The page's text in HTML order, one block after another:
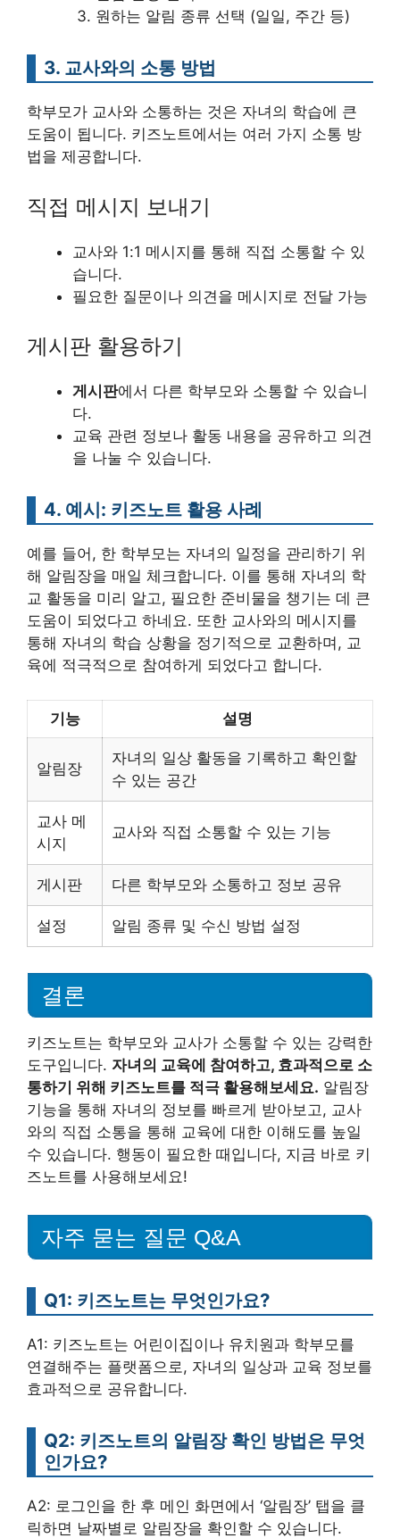
원하는 알림 종류 선택 (일일, 주간 등)
3. 교사와의 소통 방법
학부모가 교사와 소통하는 것은 자녀의 학습에 큰
도움이 됩니다. 키즈노트에서는 여러 가지 소통 방
법을 제공합니다.
직접 메시지 보내기
교사와 1:1 메시지를 통해 직접 소통할 수 있
습니다.
필요한 질문이나 의견을 메시지로 전달 가능
게시판 활용하기
게시판에서 다른 학부모와 소통할 수 있습니
다.
교육 관련 정보나 활동 내용을 공유하고 의견
을 나눌 수 있습니다.
4. 예시: 키즈노트 활용 사례
예를 들어, 한 학부모는 자녀의 일정을 관리하기 위
해 알림장을 매일 체크합니다. 이를 통해 자녀의 학
교 활동을 미리 알고, 필요한 준비물을 챙기는 데 큰
도움이 되었다고 하네요. 또한 교사와의 메시지를
통해 자녀의 학습 상황을 정기적으로 교환하며, 교
육에 적극적으로 참여하게 되었다고 합니다.
기능 설명
알림장
자녀의 일상 활동을 기록하고 확인할
수 있는 공간
교사 메
시지
교사와 직접 소통할 수 있는 기능
게시판 다른 학부모와 소통하고 정보 공유
설정 알림 종류 및 수신 방법 설정
결론
키즈노트는 학부모와 교사가 소통할 수 있는 강력한
도구입니다. 자녀의 교육에 참여하고, 효과적으로 소
통하기 위해 키즈노트를 적극 활용해보세요. 알림장
기능을 통해 자녀의 정보를 빠르게 받아보고, 교사
와의 직접 소통을 통해 교육에 대한 이해도를 높일
수 있습니다. 행동이 필요한 때입니다, 지금 바로 키
즈노트를 사용해보세요!
자주 묻는 질문 Q&A
Q1: 키즈노트는 무엇인가요?
A1: 키즈노트는 어린이집이나 유치원과 학부모를
연결해주는 플랫폼으로, 자녀의 일상과 교육 정보를
효과적으로 공유합니다.
Q2: 키즈노트의 알림장 확인 방법은 무엇
인가요?
A2: 로그인을 한 후 메인 화면에서 ‘알림장’ 탭을 클
릭하면 날짜별로 알림장을 확인할 수 있습니다.